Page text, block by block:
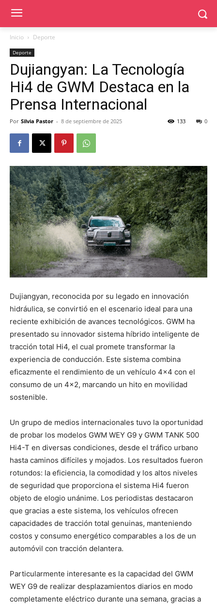
Inicio Deporte
Deporte
Dujiangyan: La Tecnología
Hi4 de GWM Destaca en la
Prensa Internacional
Por Silvia Pastor - 8 de septiembre de 2025 0
133
Dujiangyan, reconocida por su legado en innovación
hidráulica, se convirtió en el escenario ideal para una
reciente exhibición de avances tecnológicos. GWM ha
presentado su innovador sistema híbrido inteligente de
tracción total Hi4, el cual promete transformar la
experiencia de conducción. Este sistema combina
eficazmente el rendimiento de un vehículo 4×4 con el
consumo de un 4×2, marcando un hito en movilidad
sostenible.
Un grupo de medios internacionales tuvo la oportunidad
de probar los modelos GWM WEY G9 y GWM TANK 500
Hi4-T en diversas condiciones, desde el tráfico urbano
hasta caminos difíciles y mojados. Los resultados fueron
rotundos: la eficiencia, la comodidad y los altos niveles
de seguridad que proporciona el sistema Hi4 fueron
objeto de elogio unánime. Los periodistas destacaron
que gracias a este sistema, los vehículos ofrecen
capacidades de tracción total genuinas, manteniendo
costos y consumo energético comparables a los de un
automóvil con tracción delantera.
Particularmente interesante es la capacidad del GWM
WEY G9 de realizar desplazamientos diarios en modo
completamente eléctrico durante una semana, gracias a